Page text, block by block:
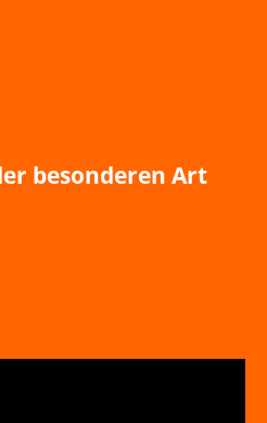
besonderen Art